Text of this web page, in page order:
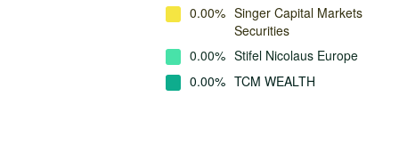
0.00% Singer Capital Markets
Securities
0.00% Stifel Nicolaus Europe
0.00% TCM WEALTH